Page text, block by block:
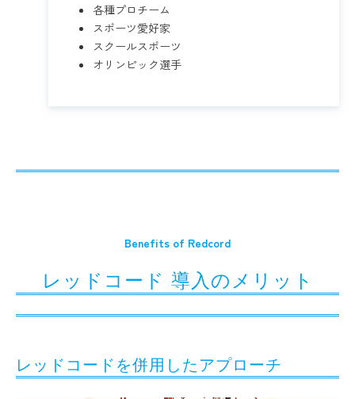
各種プロチーム
スポーツ愛好家
スクールスポーツ
オリンピック選手
Benefits of Redcord
レッドコード 導入のメリット
レッドコードを併用したアプローチ